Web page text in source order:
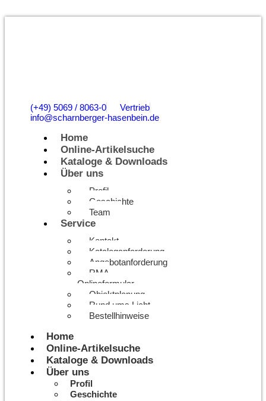
(+49) 5069 / 8063-0
Vertrieb
info@scharnberger-hasenbein.de
Home
Online-Artikelsuche
Kataloge & Downloads
Über uns
Profil
Geschichte
Team
Service
Kontakt
Kataloganforderung
Angebotanforderung
RMA
Onlineformular
Objektplanung
Rund ums Licht
Bestellhinweise
Home
Online-Artikelsuche
Kataloge & Downloads
Über uns
Profil
Geschichte